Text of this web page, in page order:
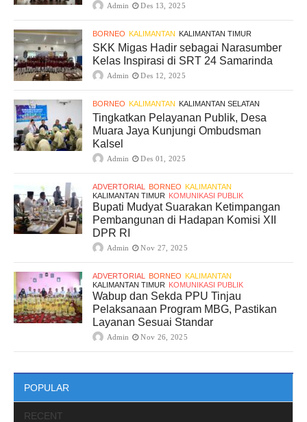
Admin Des 13, 2025
BORNEO KALIMANTAN KALIMANTAN TIMUR
SKK Migas Hadir sebagai Narasumber
Kelas Inspirasi di SRT 24 Samarinda
Admin Des 12, 2025
BORNEO KALIMANTAN KALIMANTAN SELATAN
Tingkatkan Pelayanan Publik, Desa
Muara Jaya Kunjungi Ombudsman
Kalsel
Admin Des 01, 2025
ADVERTORIAL BORNEO KALIMANTAN
KALIMANTAN TIMUR KOMUNIKASI PUBLIK
Bupati Mudyat Suarakan Ketimpangan
Pembangunan di Hadapan Komisi XII
DPR RI
Admin Nov 27, 2025
ADVERTORIAL BORNEO KALIMANTAN
KALIMANTAN TIMUR KOMUNIKASI PUBLIK
Wabup dan Sekda PPU Tinjau
Pelaksanaan Program MBG, Pastikan
Layanan Sesuai Standar
Admin Nov 26, 2025
POPULAR
RECENT